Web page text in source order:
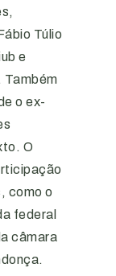
Túlio
e
Também
o ex-
O
como o
federal
câmara